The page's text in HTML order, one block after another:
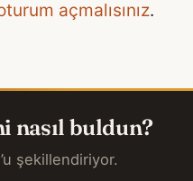
açmalısınız.
nasıl buldun?
şekillendiriyor.